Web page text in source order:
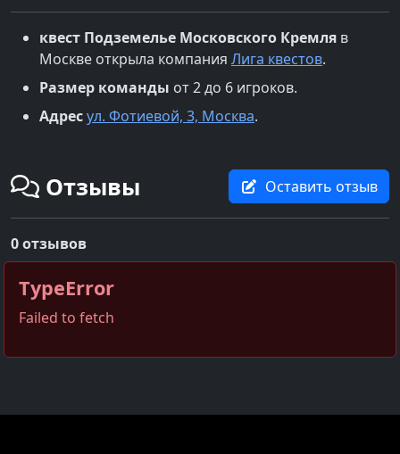
квест Подземелье Московского Кремля в
Москве открыла компания Лига квестов.
Размер команды от 2 до 6 игроков.
Адресул. Фотиевой, 3, Москва.
Отзывы Оставить отзыв
0 отзывов
TypeError
Failed to fetch